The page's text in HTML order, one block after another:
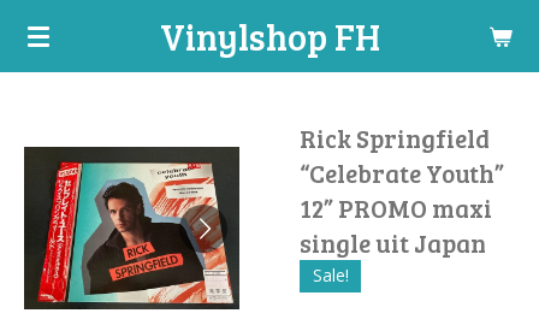
Ga
hoofdinhoud
Vinylshop FH
Rick Springfield
“Celebrate Youth”
12” PROMO maxi
single uit Japan
Sale!